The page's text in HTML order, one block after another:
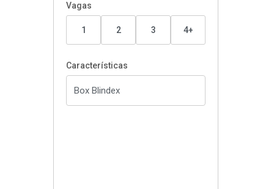
Vagas
1 2 3 4+
Características